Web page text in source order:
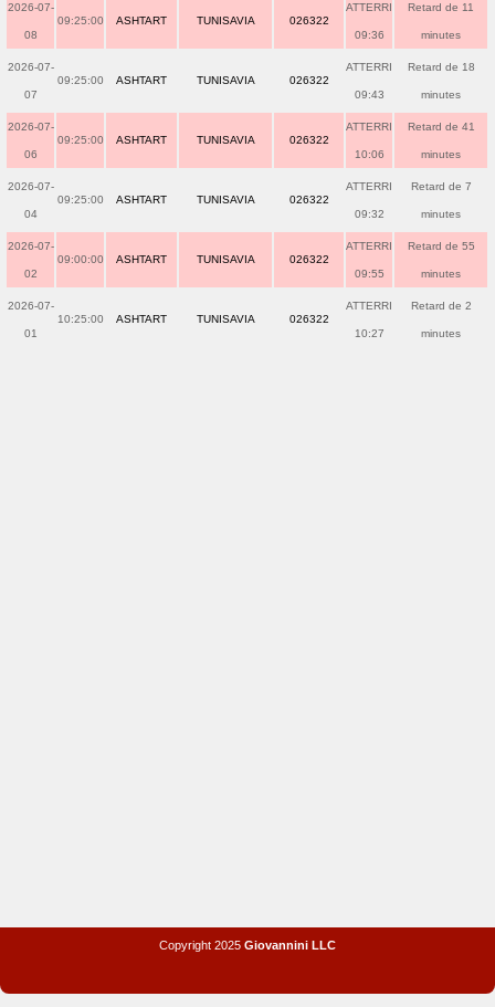
2026-07-
08
09:25:00 ASHTART TUNISAVIA 026322
ATTERRI
09:36
Retard de 11
minutes
2026-07-
07
09:25:00 ASHTART TUNISAVIA 026322
ATTERRI
09:43
Retard de 18
minutes
2026-07-
06
09:25:00 ASHTART TUNISAVIA 026322
ATTERRI
10:06
Retard de 41
minutes
2026-07-
04
09:25:00 ASHTART TUNISAVIA 026322
ATTERRI
09:32
Retard de 7
minutes
2026-07-
02
09:00:00 ASHTART TUNISAVIA 026322
ATTERRI
09:55
Retard de 55
minutes
2026-07-
01
10:25:00 ASHTART TUNISAVIA 026322
ATTERRI
10:27
Retard de 2
minutes
Copyright 2025 Giovannini LLC